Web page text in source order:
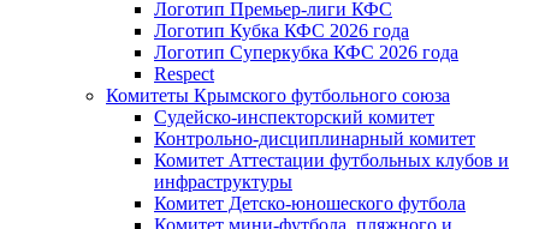
Логотип Премьер-лиги КФС
Логотип Кубка КФС 2026 года
Логотип Суперкубка КФС 2026 года
Respect
Комитеты Крымского футбольного союза
Судейско-инспекторский комитет
Контрольно-дисциплинарный комитет
Комитет Аттестации футбольных клубов и
инфраструктуры
Комитет Детско-юношеского футбола
Комитет мини-футбола, пляжного и